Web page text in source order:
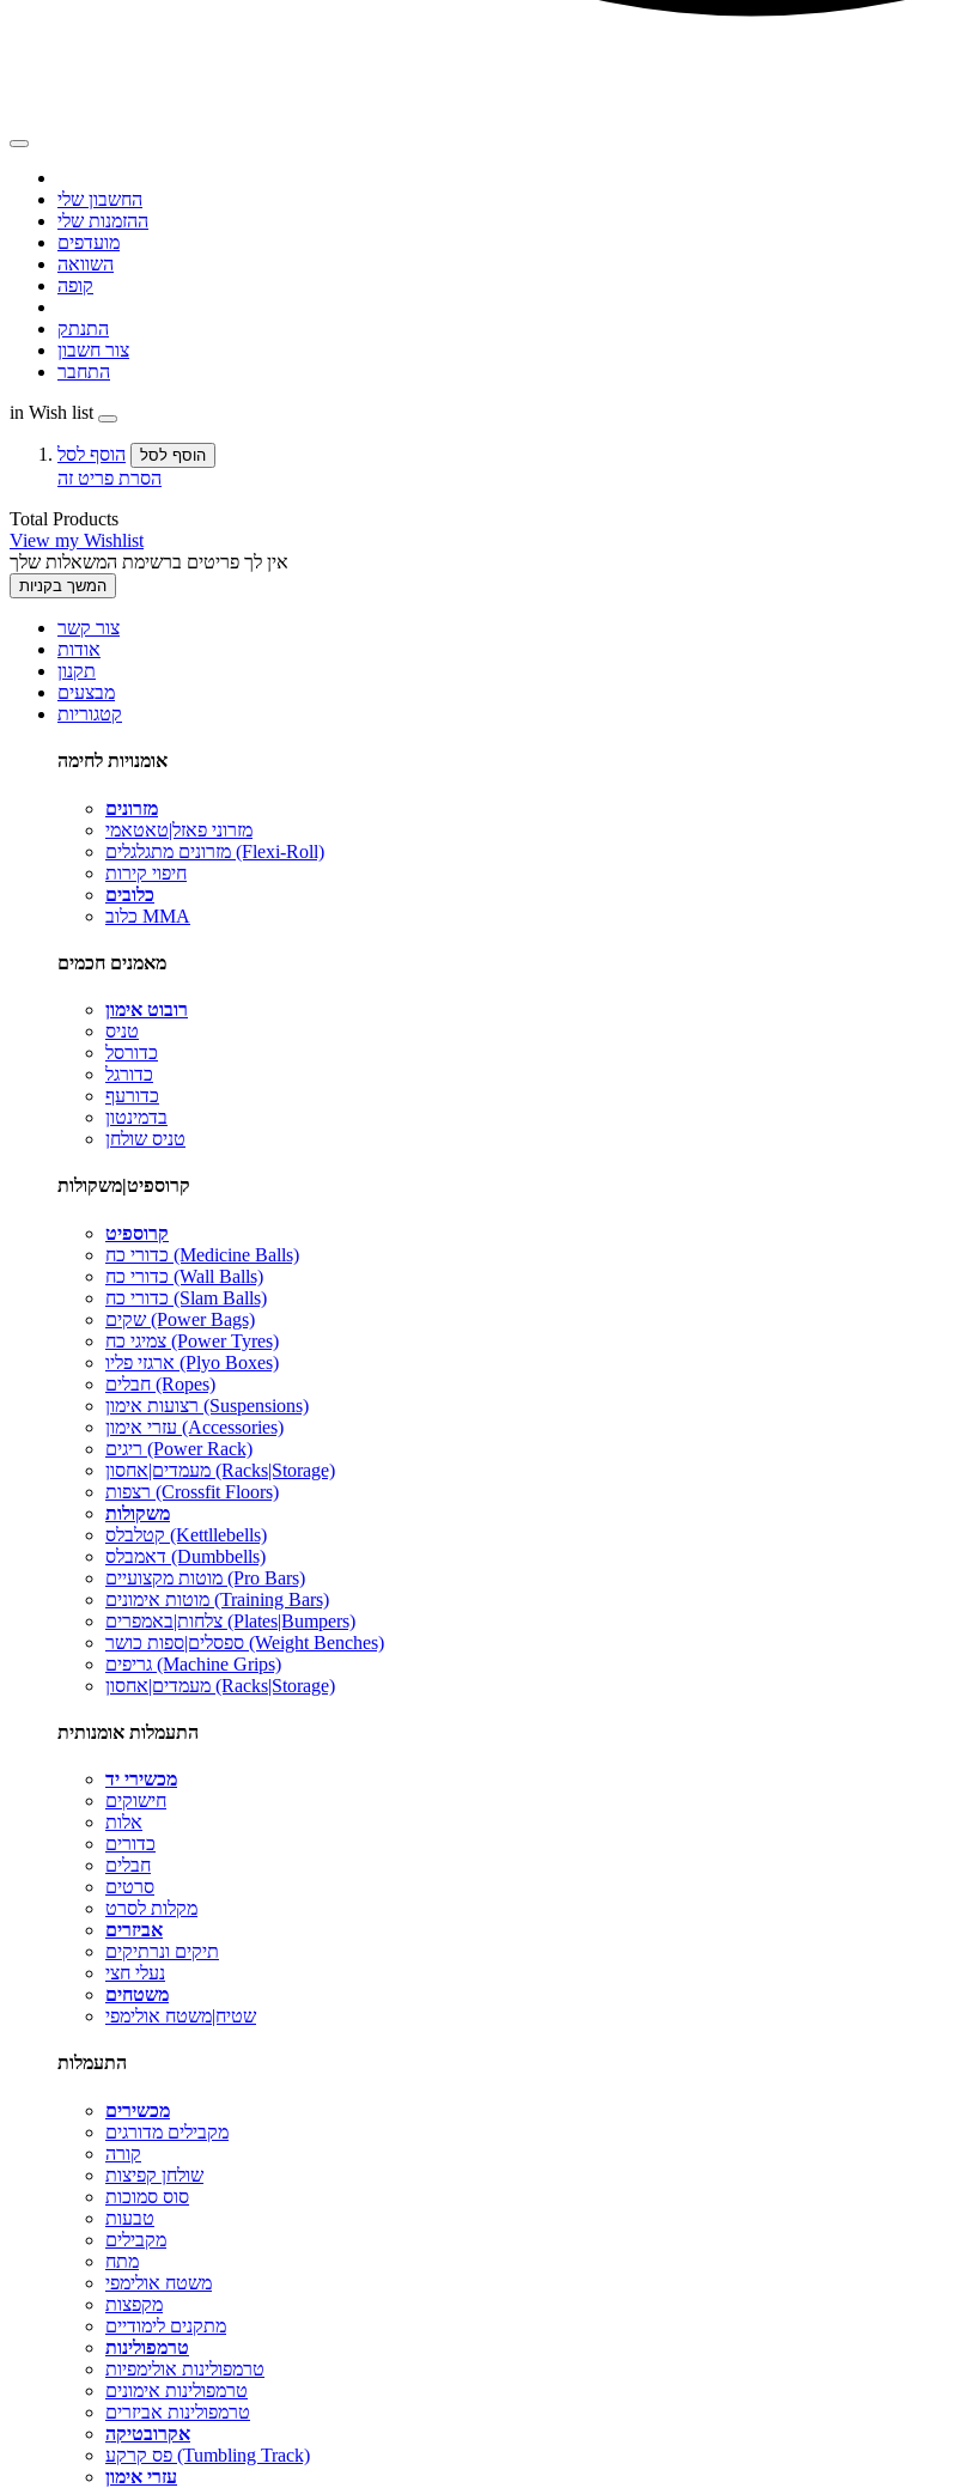
החשבון שלי
ההזמנות שלי
מועדפים
השוואה
קופה
התנתק
צור חשבון
התחבר
in Wish list
הוסף לסל הוסף לסל
הסרת פריט זה
Total Products
View my Wishlist
אין לך פריטים ברשימת המשאלות שלך
המשך בקניות
צור קשר
אודות
תקנון
מבצעים
קטגוריות
אומנויות לחימה
מזרונים
מזרוני פאזל|טאטאמי
מזרונים מתגלגלים (Flexi-Roll)
חיפוי קירות
כלובים
כלוב MMA
מאמנים חכמים
רובוט אימון
טניס
כדורסל
כדורגל
כדורעף
בדמינטון
טניס שולחן
קרוספיט|משקולות
קרוספיט
כדורי כח (Medicine Balls)
כדורי כח (Wall Balls)
כדורי כח (Slam Balls)
שקים (Power Bags)
צמיגי כח (Power Tyres)
ארגזי פליו (Plyo Boxes)
חבלים (Ropes)
רצועות אימון (Suspensions)
עזרי אימון (Accessories)
ריגים (Power Rack)
מעמדים|אחסון (Racks|Storage)
רצפות (Crossfit Floors)
משקולות
קטלבלס (Kettllebells)
דאמבלס (Dumbbells)
מוטות מקצועיים (Pro Bars)
מוטות אימונים (Training Bars)
צלחות|באמפרים (Plates|Bumpers)
ספסלים|ספות כושר (Weight Benches)
גריפים (Machine Grips)
מעמדים|אחסון (Racks|Storage)
התעמלות אומנותית
מכשירי יד
חישוקים
אלות
כדורים
חבלים
סרטים
מקלות לסרט
אביזרים
תיקים ונרתיקים
נעלי חצי
משטחים
שטיח|משטח אולימפי
התעמלות
מכשירים
מקבילים מדורגים
קורה
שולחן קפיצות
סוס סמוכות
טבעות
מקבילים
מתח
משטח אולימפי
מקפצות
מתקנים לימודיים
טרמפולינות
טרמפולינות אולימפיות
טרמפולינות אימונים
טרמפולינות אביזרים
אקרובטיקה
פס קרקע (Tumbling Track)
עזרי אימון